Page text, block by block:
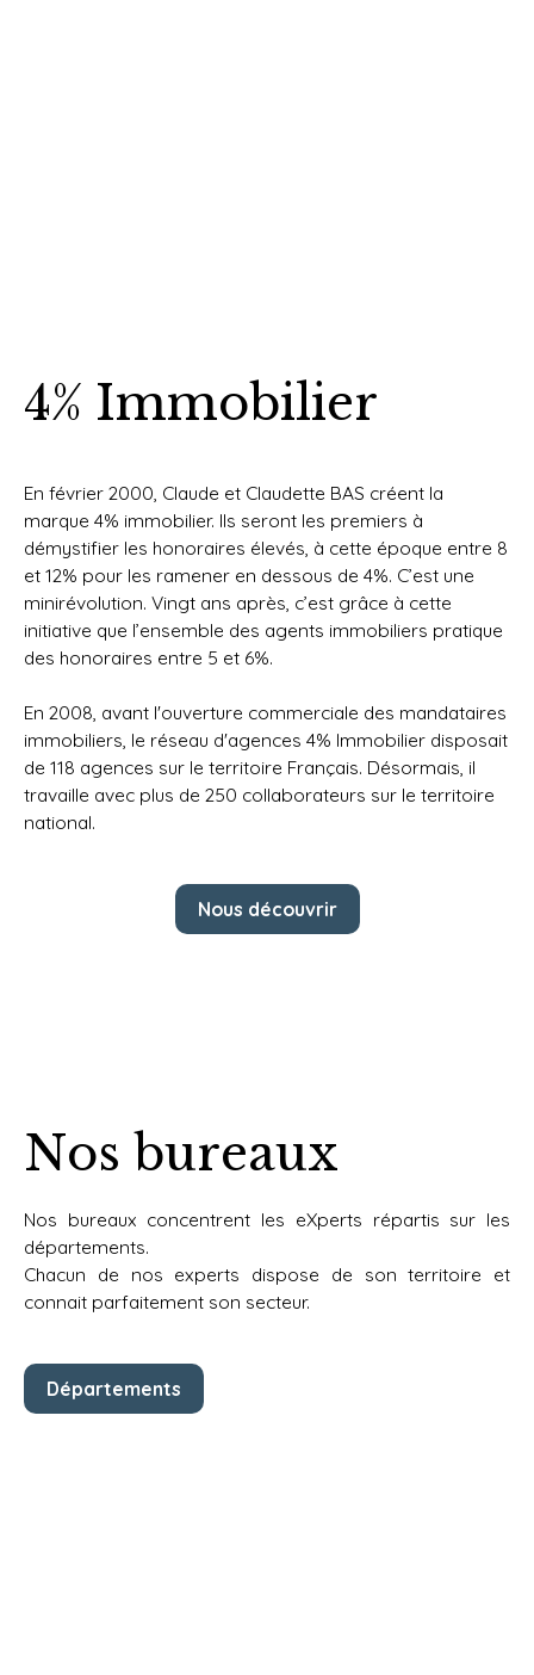
4% Immobilier
En février 2000, Claude et Claudette BAS créent la
marque 4% immobilier. Ils seront les premiers à
démystifier les honoraires élevés, à cette époque entre 8
et 12% pour les ramener en dessous de 4%. C’est une
minirévolution. Vingt ans après, c’est grâce à cette
initiative que l’ensemble des agents immobiliers pratique
des honoraires entre 5 et 6%.
En 2008, avant l'ouverture commerciale des mandataires
immobiliers, le réseau d'agences 4% Immobilier disposait
de 118 agences sur le territoire Français. Désormais, il
travaille avec plus de 250 collaborateurs sur le territoire
national.
Nous découvrir
Nos bureaux
Nos bureaux concentrent les eXperts répartis sur les
départements.
Chacun de nos experts dispose de son territoire et
connait parfaitement son secteur.
Départements